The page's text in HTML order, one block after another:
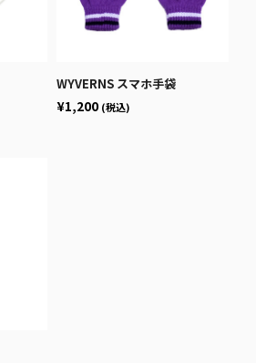
WYVERNS スマホ手袋
¥1,200 (税込)